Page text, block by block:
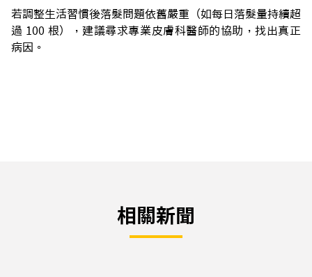
若調整生活習慣後落髮問題依舊嚴重（如每日落髮量持續超
過 100 根），建議尋求專業皮膚科醫師的協助，找出真正
病因。
相關新聞